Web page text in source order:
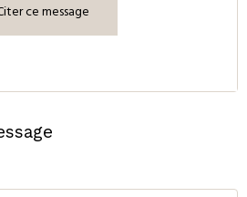
ce message